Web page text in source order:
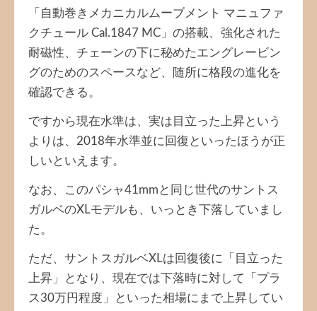
「自動巻きメカニカルムーブメント マニュファ
クチュール Cal.1847 MC」の搭載、強化された
耐磁性、チェーンの下に秘めたエングレービン
グのためのスペースなど、随所に格段の進化を
確認できる。
ですから現在水準は、実は目立った上昇という
よりは、2018年水準並に回復といったほうが正
しいといえます。
なお、このパシャ41mmと同じ世代のサントス
ガルベのXLモデルも、いっとき下落していまし
た。
ただ、サントスガルベXLは回復後に「目立った
上昇」となり、現在では下落時に対して「プラ
ス30万円程度」といった相場にまで上昇してい